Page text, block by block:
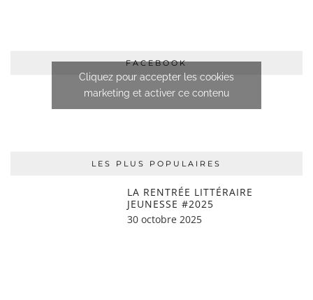
FACEBOOK
Cliquez pour accepter les cookies
marketing et activer ce contenu
LES PLUS POPULAIRES
LA RENTRÉE LITTÉRAIRE
JEUNESSE #2025
30 octobre 2025